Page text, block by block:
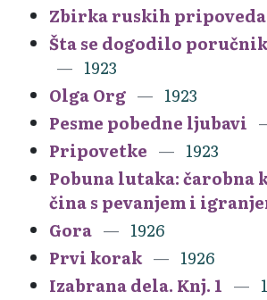
Zbirka ruskih
Šta se dogodilo
1923
Olga Org
1923
Pesme pobedne ljubavi
Pripovetke
1923
Pobuna lutaka: čarobna
čina s pevanjem i
Gora
1926
Prvi korak
1926
Izabrana dela. Knj. 1